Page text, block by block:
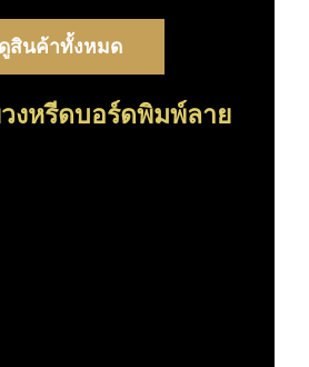
ดูสินค้าทั้งหมด
งหรีดบอร์ดพิมพ์ลาย